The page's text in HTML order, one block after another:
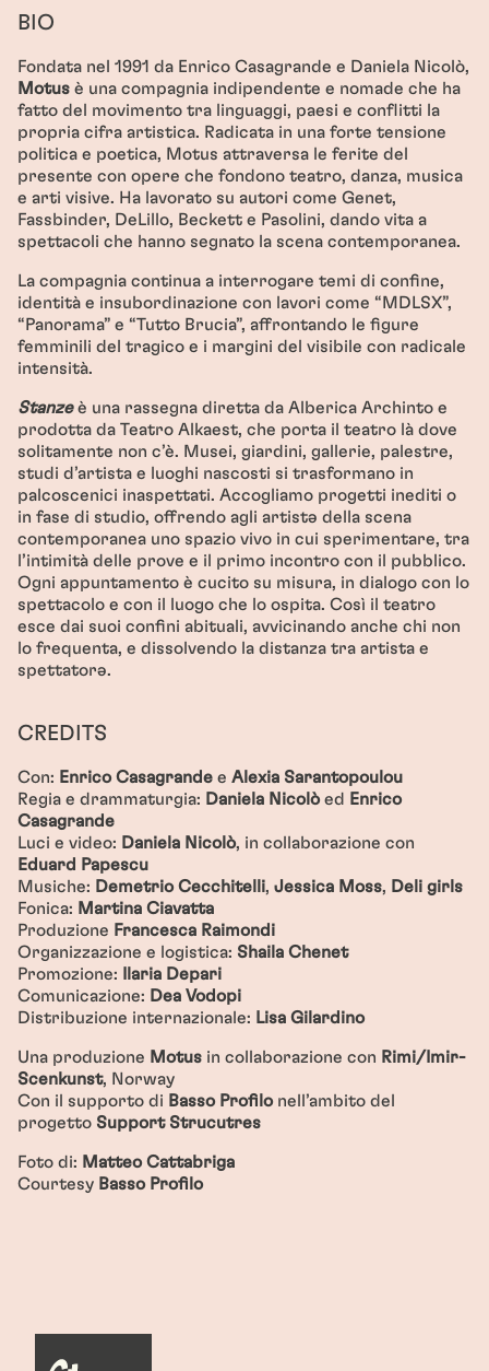
BIO
Fondata nel 1991 da Enrico Casagrande e Daniela Nicolò,
Motus è una compagnia indipendente e nomade che ha
fatto del movimento tra linguaggi, paesi e conflitti la
propria cifra artistica. Radicata in una forte tensione
politica e poetica, Motus attraversa le ferite del
presente con opere che fondono teatro, danza, musica
e arti visive. Ha lavorato su autori come Genet,
Fassbinder, DeLillo, Beckett e Pasolini, dando vita a
spettacoli che hanno segnato la scena contemporanea.
La compagnia continua a interrogare temi di confine,
identità e insubordinazione con lavori come “MDLSX”,
“Panorama” e “Tutto Brucia”, affrontando le figure
femminili del tragico e i margini del visibile con radicale
intensità.
Stanzeè una rassegna diretta da Alberica Archinto e
prodotta da Teatro Alkaest, che porta il teatro là dove
solitamente non c’è. Musei, giardini, gallerie, palestre,
studi d’artista e luoghi nascosti si trasformano in
palcoscenici inaspettati. Accogliamo progetti inediti o
in fase di studio, offrendo agli artistə della scena
contemporanea uno spazio vivo in cui sperimentare, tra
l’intimità delle prove e il primo incontro con il pubblico.
Ogni appuntamento è cucito su misura, in dialogo con lo
spettacolo e con il luogo che lo ospita. Così il teatro
esce dai suoi confini abituali, avvicinando anche chi non
lo frequenta, e dissolvendo la distanza tra artista e
spettatorə.
CREDITS
Con: Enrico Casagrande e Alexia Sarantopoulou
Regia e drammaturgia: Daniela Nicolòed Enrico
Casagrande
Luci e video: Daniela Nicolò, in collaborazione con
Eduard Papescu
Musiche: Demetrio Cecchitelli, Jessica Moss, Deli girls
Fonica: Martina Ciavatta
Produzione Francesca Raimondi
Organizzazione e logistica: Shaila Chenet
Promozione:
Ilaria Depari
Comunicazione: Dea Vodopi
Distribuzione internazionale: Lisa Gilardino
Una produzione Motus in collaborazione con Rimi/Imir-
Scenkunst, Norway
Con il supporto di Basso Profilonell’ambito del
progetto Support Strucutres
Foto di: Matteo Cattabriga
Courtesy Basso Profilo